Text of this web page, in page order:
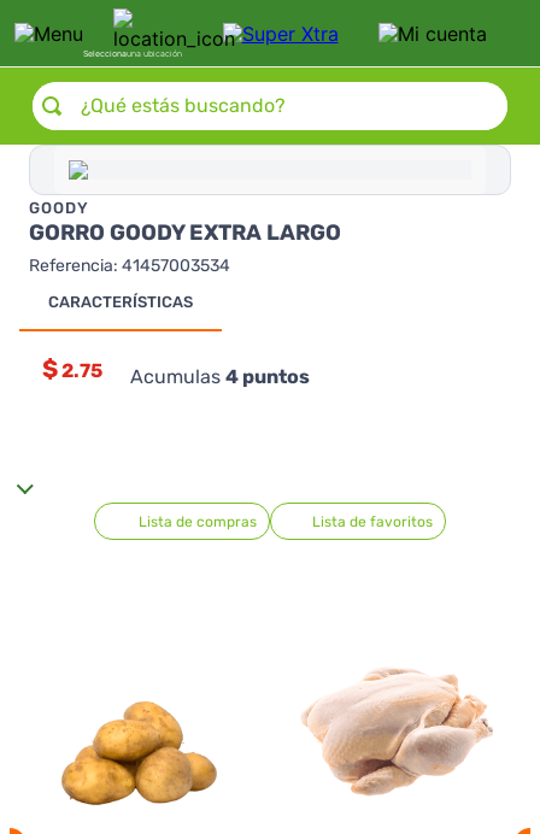
Seleccionauna ubicación
¿Qué estás buscando?
GOODY
GORRO GOODY EXTRA LARGO
Referencia: 41457003534
CARACTERÍSTICAS
$2.75 Acumulas 4puntos
Lista de compras Lista de favoritos